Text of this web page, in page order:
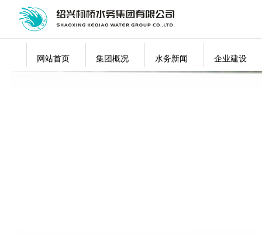
网站首页 集团概况 水务新闻 企业建设